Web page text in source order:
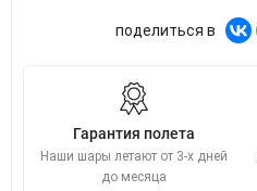
поделиться в
Гарантия полета
Наши шары летают от 3-х дней
до месяца